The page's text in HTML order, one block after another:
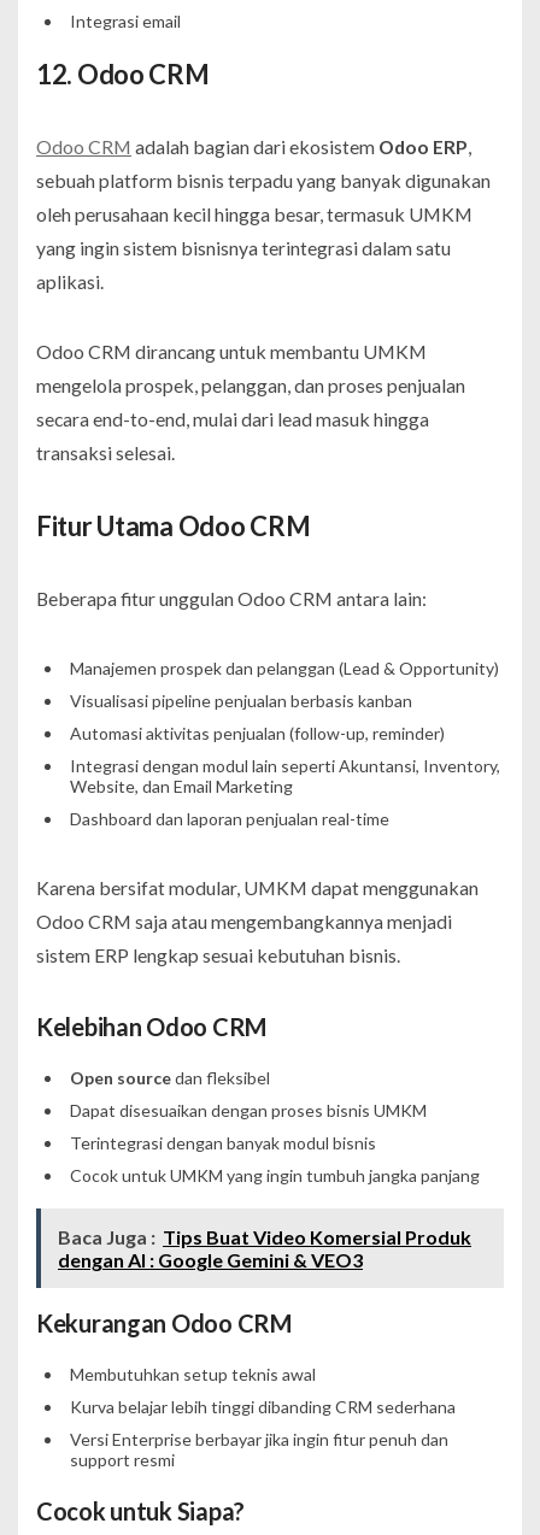
Integrasi email
12. Odoo CRM
Odoo CRM adalah bagian dari ekosistem Odoo ERP
sebuah platform bisnis terpadu yang banyak digunakan
oleh perusahaan kecil hingga besar, termasuk UMKM
yang ingin sistem bisnisnya terintegrasi dalam satu
aplikasi.
Odoo CRM dirancang untuk membantu UMKM
mengelola prospek, pelanggan, dan proses penjualan
secara end-to-end, mulai dari lead masuk hingga
transaksi selesai.
Fitur Utama Odoo CRM
Beberapa fitur unggulan Odoo CRM antara lain:
Manajemen prospek dan pelanggan (Lead & Opportunity)
Visualisasi pipeline penjualan berbasis kanban
Automasi aktivitas penjualan (follow-up, reminder)
Integrasi dengan modul lain seperti Akuntansi, Inventory,
Website, dan Email Marketing
Dashboard dan laporan penjualan real-time
Karena bersifat modular, UMKM dapat menggunakan
Odoo CRM saja atau mengembangkannya menjadi
sistem ERP lengkap sesuai kebutuhan bisnis.
Kelebihan Odoo CRM
Open sourcedan fleksibel
Dapat disesuaikan dengan proses bisnis UMKM
Terintegrasi dengan banyak modul bisnis
Cocok untuk UMKM yang ingin tumbuh jangka panjang
Baca Juga : Tips Buat Video Komersial Produk
dengan AI : Google Gemini & VEO3
Kekurangan Odoo CRM
Membutuhkan setup teknis awal
Kurva belajar lebih tinggi dibanding CRM sederhana
Versi Enterprise berbayar jika ingin fitur penuh dan
support resmi
Cocok untuk Siapa?